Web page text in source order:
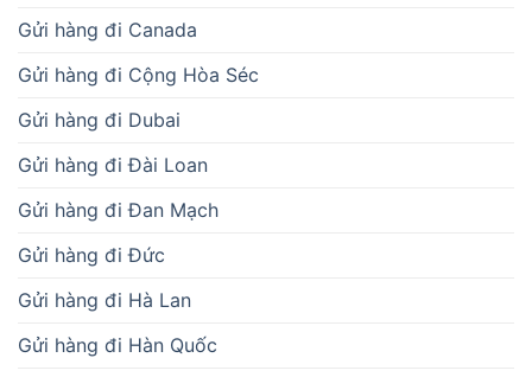
Gửi hàng đi Canada
Gửi hàng đi Cộng Hòa Séc
Gửi hàng đi Dubai
Gửi hàng đi Đài Loan
Gửi hàng đi Đan Mạch
Gửi hàng đi Đức
Gửi hàng đi Hà Lan
Gửi hàng đi Hàn Quốc